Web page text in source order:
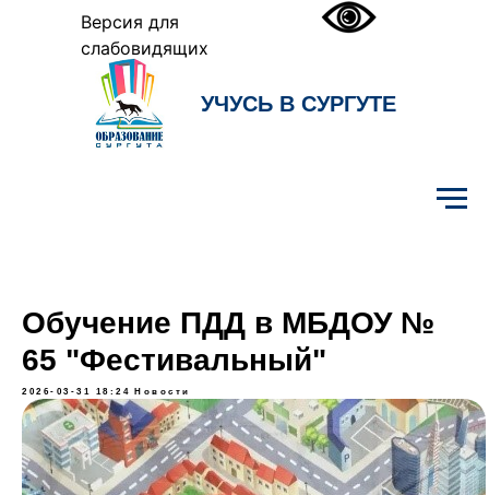
Версия для
слабовидящих
УЧУСЬ В СУРГУТЕ
Обучение ПДД в МБДОУ №
65 "Фестивальный"
2026-03-31 18:24 Новости